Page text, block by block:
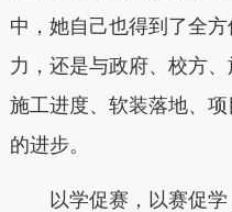
中，她自己也得到了全
力，还是与政府、校方
施工进度、软装落地、
的进步。
以学促赛，以赛促